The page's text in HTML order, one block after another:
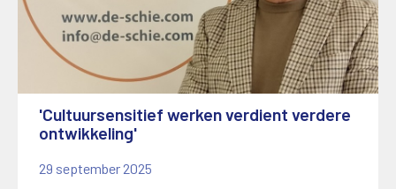
'Cultuursensitief werken verdient verdere
ontwikkeling'
29 september 2025